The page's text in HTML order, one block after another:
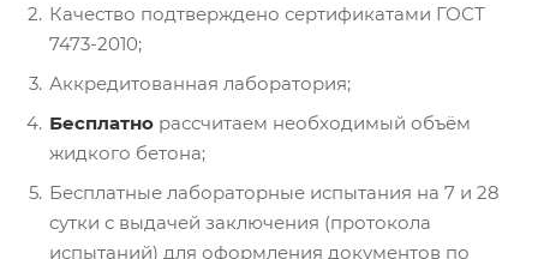
Качество подтверждено сертификатами ГОСТ
7473-2010;
Аккредитованная лаборатория;
Бесплатно рассчитаем необходимый объём
жидкого бетона;
Бесплатные лабораторные испытания на 7 и 28
сутки с выдачей заключения (протокола
испытаний) для оформления документов по